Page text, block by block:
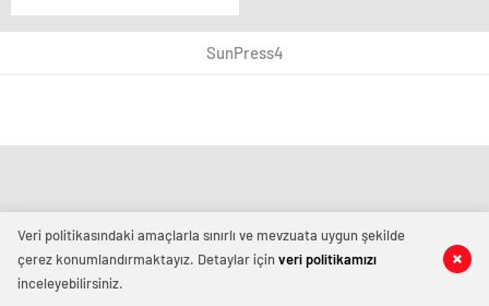
kullandı
SunPress4
Veri politikasındaki amaçlarla sınırlı ve mevzuata uygun şekilde
çerez konumlandırmaktayız. Detaylar içinveri politikamızı
inceleyebilirsiniz.